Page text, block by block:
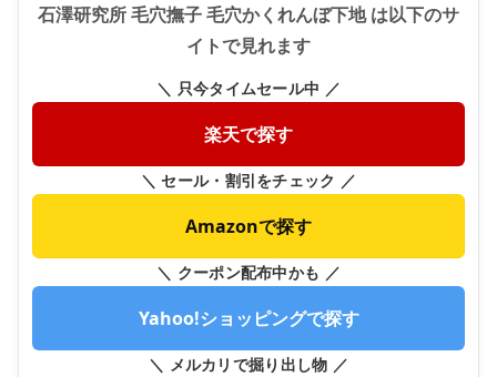
石澤研究所 毛穴撫子 毛穴かくれんぼ下地 は以下のサ
イトで見れます
＼ 只今タイムセール中 ／
楽天で探す
＼ セール・割引をチェック ／
Amazonで探す
＼ クーポン配布中かも ／
Yahoo!ショッピングで探す
＼ メルカリで掘り出し物 ／